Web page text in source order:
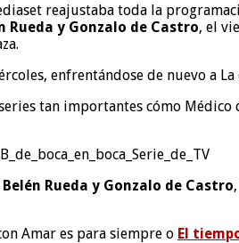
reajustaba toda la
Rueda y Gonzalo de Castro, el
enfrentándose de nuevo a La
tan importantes cómo
Belén Rueda y Gonzalo de Castro
Amar es para siempre o El